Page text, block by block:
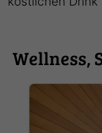
Wellness,